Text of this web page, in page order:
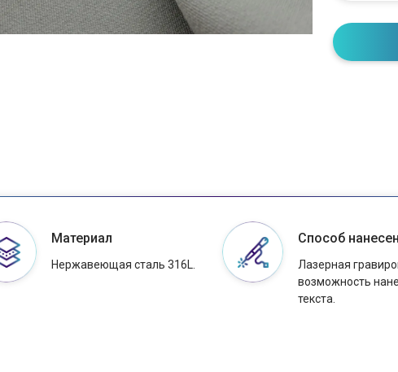
Материал
Нержавеющая сталь 316L.
Способ
Лазерная
возможность
текста.